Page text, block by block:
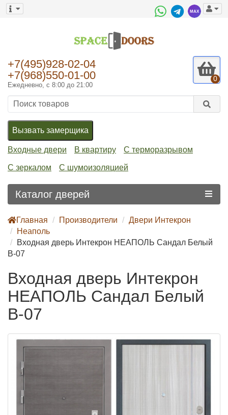
+7(495)928-02-04
+7(968)550-01-00
Ежедневно, с 8:00 до 21:00
0
Вызвать замерщика
Входные двери В квартиру С терморазрывом
С зеркалом С шумоизоляцией
Каталог дверей
Главная Производители
Двери Интекрон
Неаполь
Входная дверь Интекрон НЕАПОЛЬ Сандал Белый
В-07
Входная дверь Интекрон
НЕАПОЛЬ Сандал Белый
В-07